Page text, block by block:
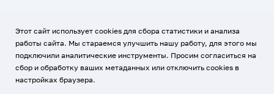
Использование Cookies
Политика обработки персональных данных
Этот сайт использует cookies для сбора статистики и анализа
работы сайта. Мы стараемся улучшить нашу работу, для этого мы
подключили аналитические инструменты. Просим согласиться на
сбор и обработку ваших метаданных или отключить cookies в
настройках браузера.